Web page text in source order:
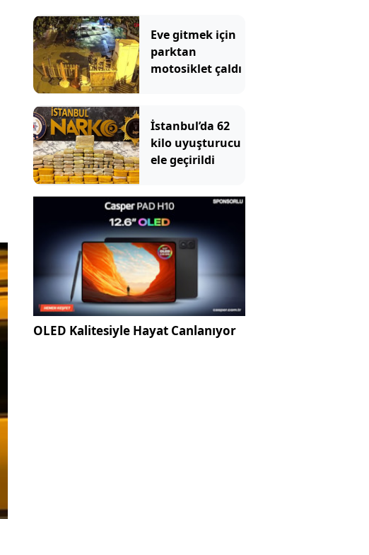
Eve gitmek için
parktan
motosiklet çaldı
İstanbul’da 62
kilo uyuşturucu
ele geçirildi
OLED Kalitesiyle Hayat Canlanıyor